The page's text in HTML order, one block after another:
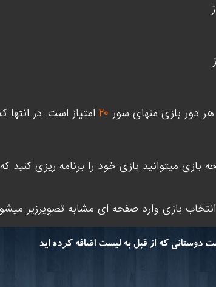
دور بازی منهای سور ۲۰ امتیاز است. در
بازی میتوانید بازی خود را برنامه ریزی
بازی وارد صفحه ای مشابه تصویرزیر